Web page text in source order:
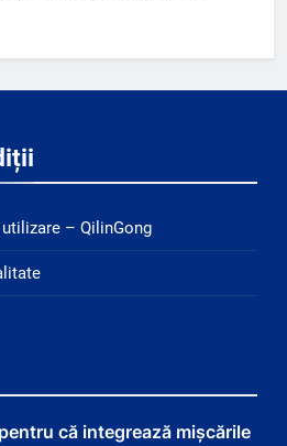
– QilinGong
că integrează mișcările